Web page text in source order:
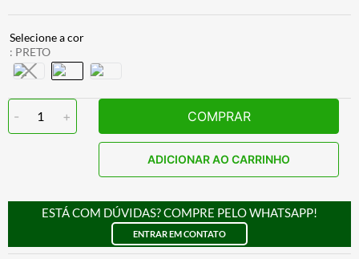
: PRETO
- 1 + COMPRAR
ADICIONAR AO CARRINHO
ESTÁ COM DÚVIDAS? COMPRE PELO WHATSAPP!
ENTRAR EM CONTATO